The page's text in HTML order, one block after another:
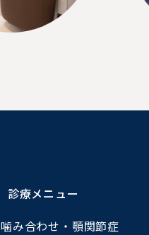
診療メニュー
噛み合わせ・顎関節症